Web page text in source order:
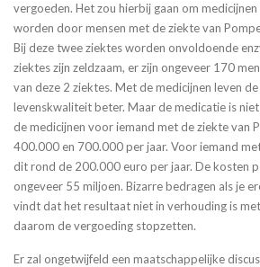
vergoeden. Het zou hierbij gaan om
worden door mensen met de ziekte van
Bij deze twee ziektes worden onvoldoende
ziektes zijn zeldzaam, er zijn ongeveer 170
van deze 2 ziektes. Met de medicijnen leven
levenskwaliteit beter. Maar de medicatie is
de medicijnen voor iemand met de ziekte van
400.000 en 700.000 per jaar. Voor iemand
dit rond de 200.000 euro per jaar. De kosten
ongeveer 55 miljoen. Bizarre bedragen als je
vindt dat het resultaat niet in verhouding is
daarom de vergoeding stopzetten.
Er zal ongetwijfeld een maatschappelijke